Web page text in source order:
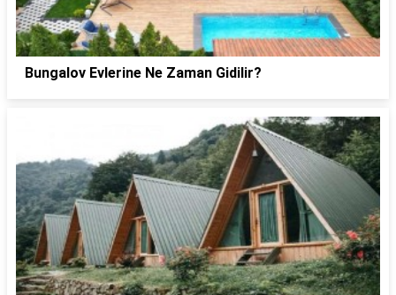
Bungalov Evlerine Ne Zaman Gidilir?